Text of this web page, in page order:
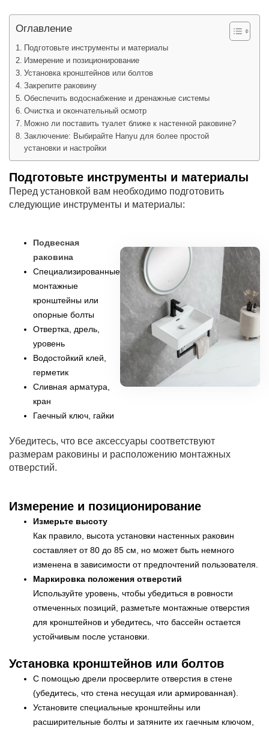
Оглавление
Подготовьте инструменты и материалы
Измерение и позиционирование
Установка кронштейнов или болтов
Закрепите раковину
Обеспечить водоснабжение и дренажные системы
Очистка и окончательный осмотр
Можно ли поставить туалет ближе к настенной раковине?
Заключение: Выбирайте Hanyu для более простой
установки и настройки
Подготовьте инструменты и материалы
Перед установкой вам необходимо подготовить
следующие инструменты и материалы:
Подвесная
раковина
Специализированные
монтажные
кронштейны или
опорные болты
Отвертка, дрель,
уровень
Водостойкий клей,
герметик
Сливная арматура,
кран
Гаечный ключ, гайки
Убедитесь, что все аксессуары соответствуют
размерам раковины и расположению монтажных
отверстий.
Измерение и позиционирование
Измерьте высоту
Как правило, высота установки настенных раковин
составляет от 80 до 85 см, но может быть немного
изменена в зависимости от предпочтений пользователя.
Маркировка положения отверстий
Используйте уровень, чтобы убедиться в ровности
отмеченных позиций, разметьте монтажные отверстия
для кронштейнов и убедитесь, что бассейн остается
устойчивым после установки.
Установка кронштейнов или болтов
С помощью дрели просверлите отверстия в стене
(убедитесь, что стена несущая или армированная).
Установите специальные кронштейны или
расширительные болты и затяните их гаечным ключом,